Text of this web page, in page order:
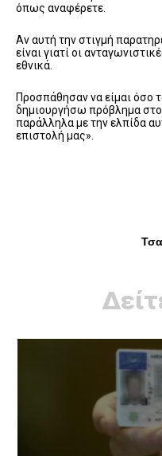
όπως αναφέρετε.
Αν αυτή την στιγμή
είναι γιατί οι
εθνικά.
Προσπάθησαν να είμαι όσο
δημιουργήσω πρόβλημα
παράλληλα με την ελπίδα
επιστολή μας».